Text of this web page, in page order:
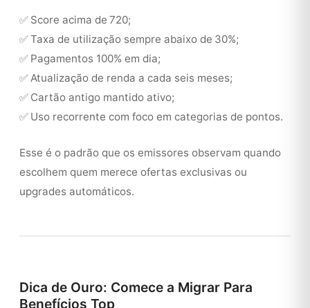
✅ Score acima de 720;
✅ Taxa de utilização sempre abaixo de 30%;
✅ Pagamentos 100% em dia;
✅ Atualização de renda a cada seis meses;
✅ Cartão antigo mantido ativo;
✅ Uso recorrente com foco em categorias de pontos.
Esse é o padrão que os emissores observam quando
escolhem quem merece ofertas exclusivas ou
upgrades automáticos.
Dica de Ouro: Comece a Migrar Para
Benefícios Top